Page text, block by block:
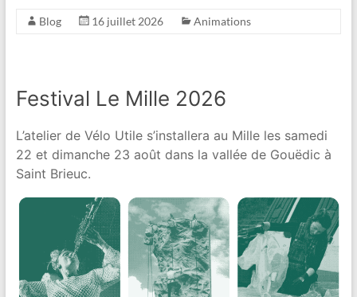
Blog 16 juillet 2026 Animations
Festival Le Mille 2026
L’atelier de Vélo Utile s’installera au Mille les samedi
22 et dimanche 23 août dans la vallée de Gouëdic à
Saint Brieuc.